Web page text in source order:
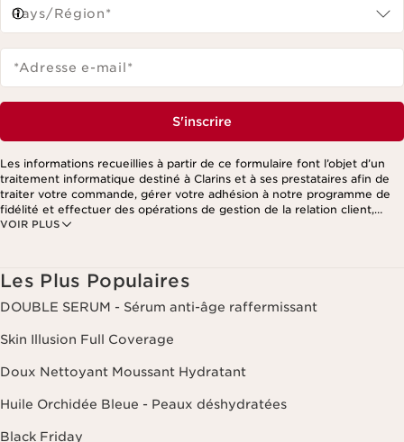
Pays/Région*
*Adresse e-mail*
S'inscrire
VOIR PLUS
Les informations recueillies à partir de ce formulaire font l’objet d’un
traitement informatique destiné à Clarins et à ses prestataires afin de
traiter votre commande, gérer votre adhésion à notre programme de
fidélité et effectuer des opérations de gestion de la relation client,
notamment pour vous adresser des offres personnalisées en fonction
Les Plus Populaires
DOUBLE SERUM - Sérum anti-âge raffermissant
Skin Illusion Full Coverage
Doux Nettoyant Moussant Hydratant
Huile Orchidée Bleue - Peaux déshydratées
Black Friday